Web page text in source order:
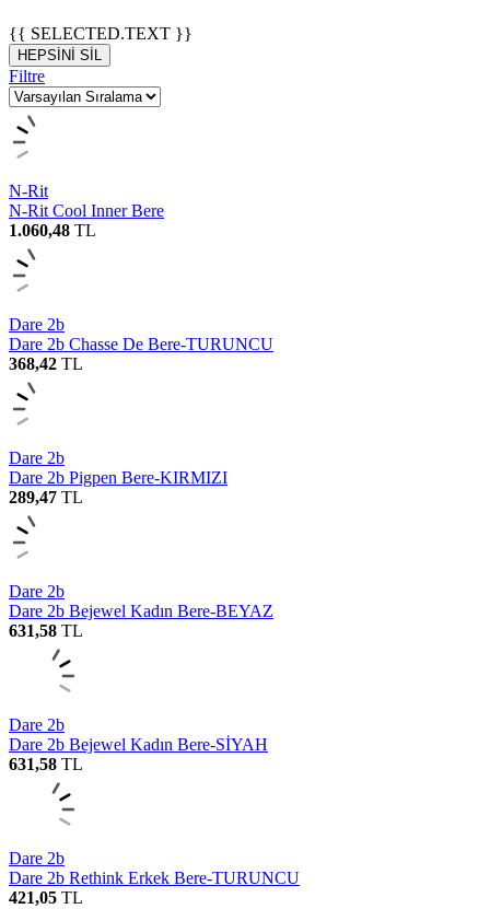
{{ SELECTED.TEXT }}
HEPSİNİ SİL
Filtre
N-Rit
N-Rit Cool Inner Bere
1.060,48 TL
Dare 2b
Dare 2b Chasse De Bere-TURUNCU
368,42 TL
Dare 2b
Dare 2b Pigpen Bere-KIRMIZI
289,47 TL
Dare 2b
Dare 2b Bejewel Kadın Bere-BEYAZ
631,58 TL
Dare 2b
Dare 2b Bejewel Kadın Bere-SİYAH
631,58 TL
Dare 2b
Dare 2b Rethink Erkek Bere-TURUNCU
421,05 TL